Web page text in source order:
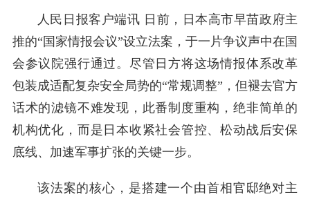
人民日报客户端讯 日前，日本高市早苗政府主
推的“国家情报会议”设立法案，于一片争议声中在国
会参议院强行通过。尽管日方将这场情报体系改革
包装成适配复杂安全局势的“常规调整”，但褪去官方
话术的滤镜不难发现，此番制度重构，绝非简单的
机构优化，而是日本收紧社会管控、松动战后安保
底线、加速军事扩张的关键一步。
该法案的核心，是搭建一个由首相官邸绝对主